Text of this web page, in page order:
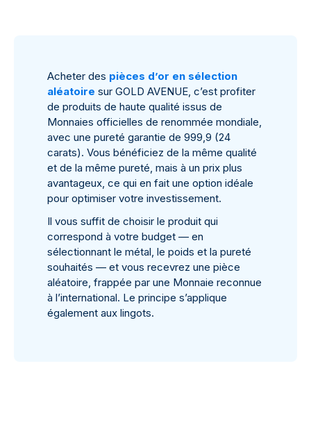
Acheter des pièces d’or en sélection
aléatoire sur GOLD AVENUE, c’est profiter
de produits de haute qualité issus de
Monnaies officielles de renommée mondiale,
avec une pureté garantie de 999,9 (24
carats). Vous bénéficiez de la même qualité
et de la même pureté, mais à un prix plus
avantageux, ce qui en fait une option idéale
pour optimiser votre investissement.
Il vous suffit de choisir le produit qui
correspond à votre budget — en
sélectionnant le métal, le poids et la pureté
souhaités — et vous recevrez une pièce
aléatoire, frappée par une Monnaie reconnue
à l’international. Le principe s’applique
également aux lingots.